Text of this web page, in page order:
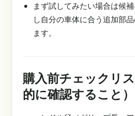
まず試してみたい場合は候
し自分の車体に合う追加部
ます。
購入前チェックリ
的に確認すること）